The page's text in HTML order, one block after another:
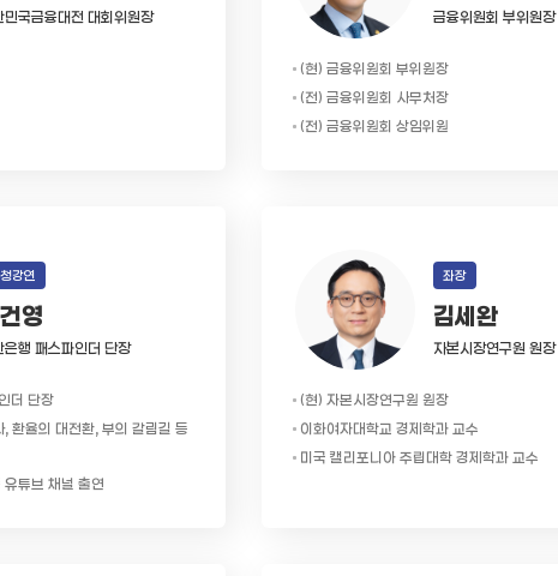
민국금융대전 대회위원장 금융위원회 부위원장
(현) 금융위원회 부위원장
(전) 금융위원회 사무처장
(전) 금융위원회 상임위원
강연
영
은행 패스파인더 단장
더 단장
환율의 대전환, 부의 갈림길 등
튜브 채널 출연
좌장
김세완
자본시장연구원 원장
(현) 자본시장연구원 원장
이화여자대학교 경제학과 교수
미국 캘리포니아 주립대학 경제학과 교수